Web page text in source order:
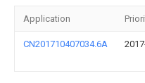
Application
CN201710407034.6A